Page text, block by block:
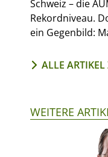
Schweiz – die
Rekordniveau.
ein Gegenbild:
ALLE
WEITERE